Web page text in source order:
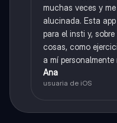
muchas veces y
alucinada. Esta
para el insti y,
cosas, como
a mí
Ana
usuaria de iOS